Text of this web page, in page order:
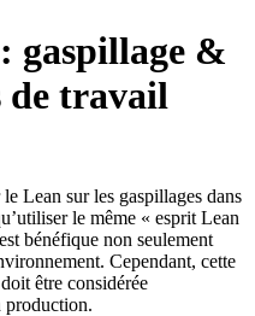
gaspillage &
de travail
Lean sur les gaspillages dans
le même « esprit Lean
bénéfique non seulement
Cependant, cette
être considérée
production.